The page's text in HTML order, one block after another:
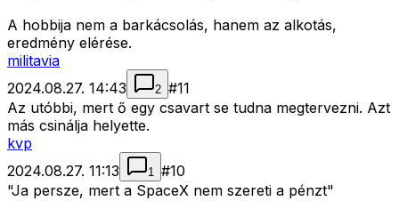
A hobbija nem a barkácsolás, hanem az alkotás,
eredmény elérése.
militavia
2024.08.27. 14:43
2 #11
Az utóbbi, mert ő egy csavart se tudna megtervezni. Azt
más csinálja helyette.
kvp
2024.08.27. 11:13
1 #10
"Ja persze, mert a SpaceX nem szereti a pénzt"